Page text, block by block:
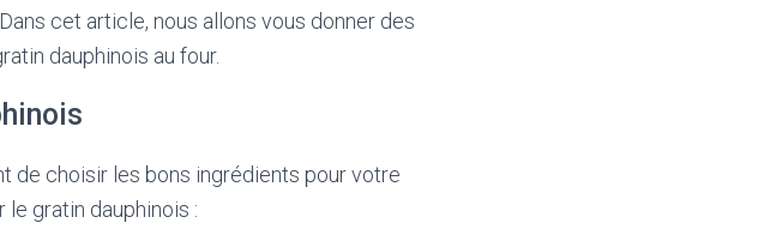
cet article, nous allons vous donner des
dauphinois au four.
de choisir les bons ingrédients pour votre
gratin dauphinois :